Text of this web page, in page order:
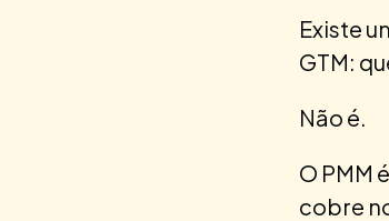
Existe
GTM:
Não é.
O PMM
cobre